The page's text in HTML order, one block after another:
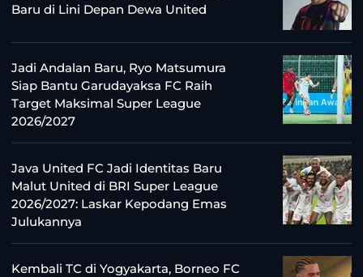
Baru di Lini Depan Dewa United
Jadi Andalan Baru, Ryo Matsumura
Siap Bantu Garudayaksa FC Raih
Target Maksimal Super League
2026/2027
Java United FC Jadi Identitas Baru
Malut United di BRI Super League
2026/2027: Laskar Kepodang Emas
Julukannya
Kembali TC di Yogyakarta, Borneo FC